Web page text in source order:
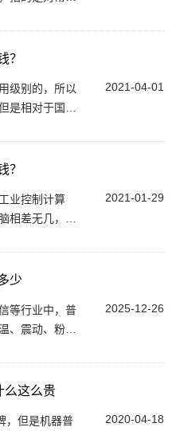
摔...
？
2021-04-01
级别的，所以
是相对于国外
摔防尘...
？
2021-01-29
业控制计算
相差无几，但
表性。为人...
少
2025-12-26
等行业中，普
、震动、粉
笔记本电脑...
么这么贵
2020-04-18
，但是机器普